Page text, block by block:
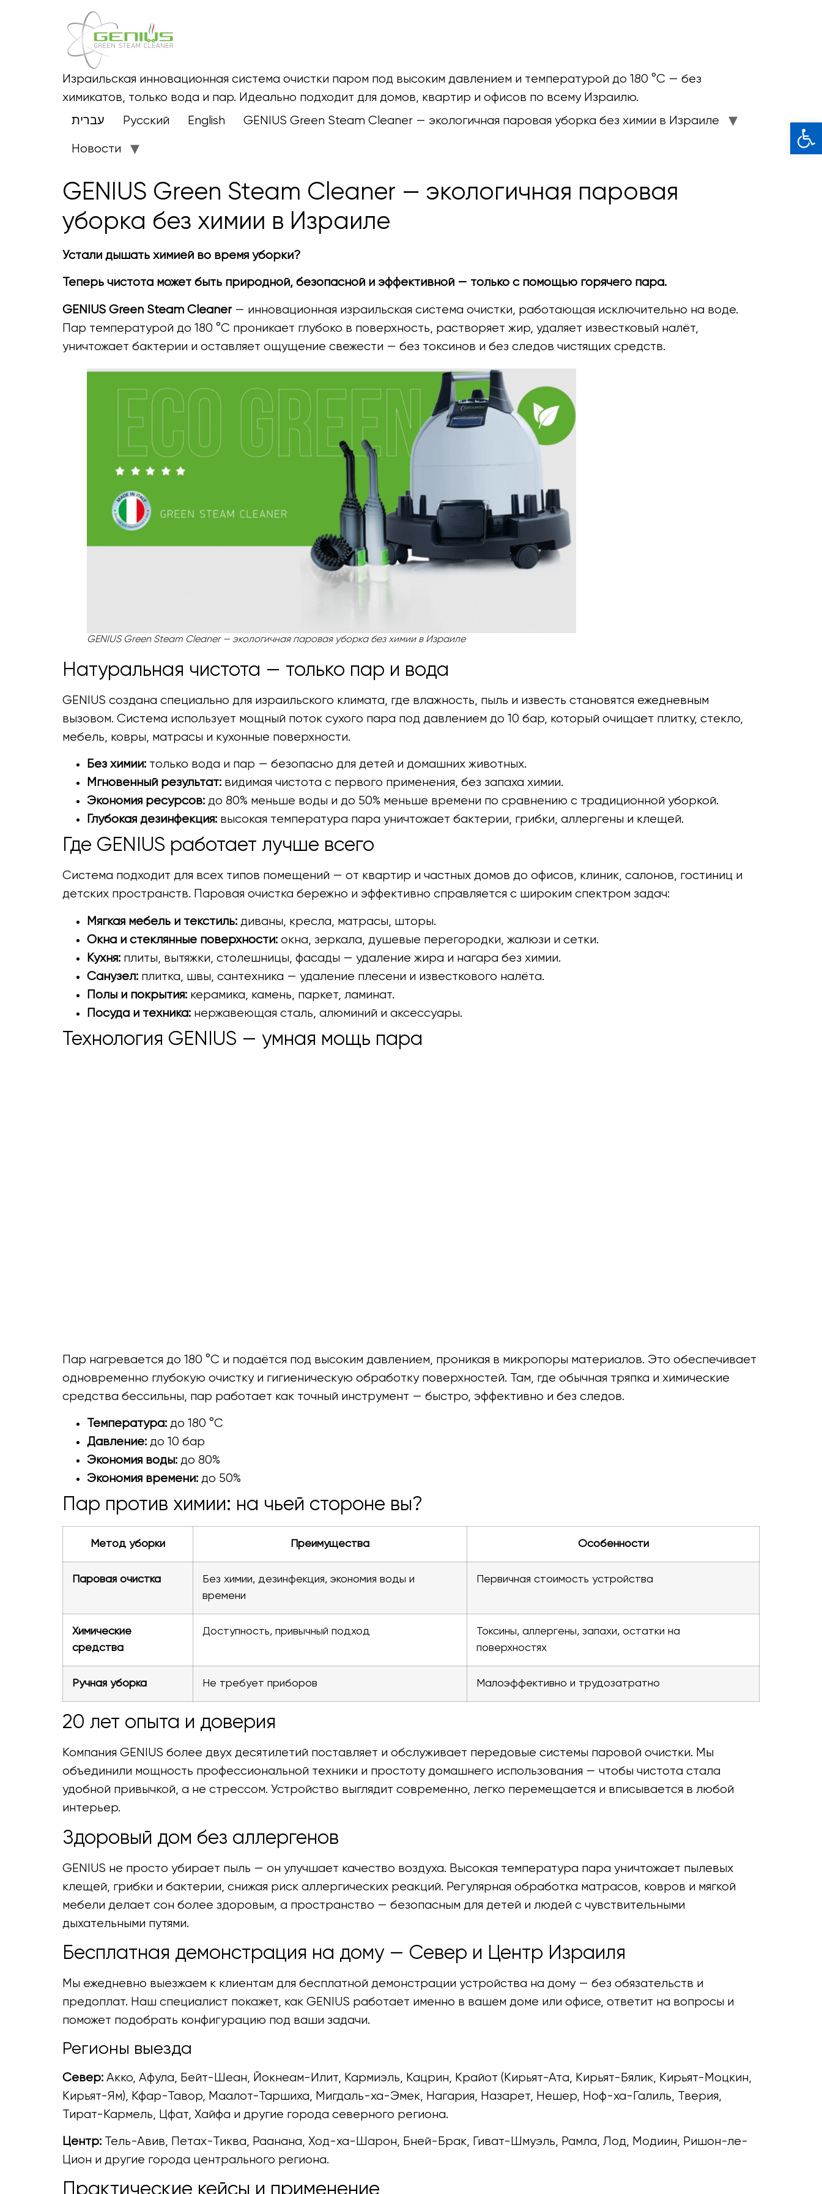
Израильская инновационная система очистки паром под высоким давлением и температурой до 180 °C — без
химикатов, только вода и пар. Идеально подходит для домов, квартир и офисов по всему Израилю.
עברית
Русский English GENIUS Green Steam Cleaner — экологичная паровая уборка без химии в Израиле
Новости
GENIUS Green Steam Cleaner — экологичная паровая
уборка без химии в Израиле
Устали дышать химией во время уборки?
Теперь чистота может быть природной, безопасной и эффективной — только с помощью горячего пара.
GENIUS Green Steam Cleaner — инновационная израильская система очистки, работающая исключительно на воде.
Пар температурой до 180 °C проникает глубоко в поверхность, растворяет жир, удаляет известковый налёт,
уничтожает бактерии и оставляет ощущение свежести — без токсинов и без следов чистящих средств.
GENIUS Green Steam Cleaner — экологичная паровая уборка без химии в Израиле
Натуральная чистота — только пар и вода
GENIUS создана специально для израильского климата, где влажность, пыль и известь становятся ежедневным
вызовом. Система использует мощный поток сухого пара под давлением до 10 бар, который очищает плитку, стекло,
мебель, ковры, матрасы и кухонные поверхности.
Без химии: только вода и пар — безопасно для детей и домашних животных.
Мгновенный результат: видимая чистота с первого применения, без запаха химии.
Экономия ресурсов: до 80% меньше воды и до 50% меньше времени по сравнению с традиционной уборкой.
Глубокая дезинфекция: высокая температура пара уничтожает бактерии, грибки, аллергены и клещей.
Где GENIUS работает лучше всего
Система подходит для всех типов помещений — от квартир и частных домов до офисов, клиник, салонов, гостиниц и
детских пространств. Паровая очистка бережно и эффективно справляется с широким спектром задач:
Мягкая мебель и текстиль: диваны, кресла, матрасы, шторы.
Окна и стеклянные поверхности: окна, зеркала, душевые перегородки, жалюзи и сетки.
Кухня: плиты, вытяжки, столешницы, фасады — удаление жира и нагара без химии.
Санузел: плитка, швы, сантехника — удаление плесени и известкового налёта.
Полы и покрытия: керамика, камень, паркет, ламинат.
Посуда и техника: нержавеющая сталь, алюминий и аксессуары.
Технология GENIUS — умная мощь пара
Пар нагревается до 180 °C и подаётся под высоким давлением, проникая в микропоры материалов. Это обеспечивает
одновременно глубокую очистку и гигиеническую обработку поверхностей. Там, где обычная тряпка и химические
средства бессильны, пар работает как точный инструмент — быстро, эффективно и без следов.
Температура: до 180 °C
Давление: до 10 бар
Экономия воды: до 80%
Экономия времени: до 50%
Пар против химии: на чьей стороне вы?
Метод уборки Преимущества Особенности
Паровая очистка
Без химии, дезинфекция, экономия воды и
времени
Первичная стоимость устройства
Химические
средства
Доступность, привычный подход
Токсины, аллергены, запахи, остатки на
поверхностях
Ручная уборка Не требует приборов Малоэффективно и трудозатратно
20 лет опыта и доверия
Компания GENIUS более двух десятилетий поставляет и обслуживает передовые системы паровой очистки. Мы
объединили мощность профессиональной техники и простоту домашнего использования — чтобы чистота стала
удобной привычкой, а не стрессом. Устройство выглядит современно, легко перемещается и вписывается в любой
интерьер.
Здоровый дом без аллергенов
GENIUS не просто убирает пыль — он улучшает качество воздуха. Высокая температура пара уничтожает пылевых
клещей, грибки и бактерии, снижая риск аллергических реакций. Регулярная обработка матрасов, ковров и мягкой
мебели делает сон более здоровым, а пространство — безопасным для детей и людей с чувствительными
дыхательными путями.
Бесплатная демонстрация на дому — Север и Центр Израиля
Мы ежедневно выезжаем к клиентам для бесплатной демонстрации устройства на дому — без обязательств и
предоплат. Наш специалист покажет, как GENIUS работает именно в вашем доме или офисе, ответит на вопросы и
поможет подобрать конфигурацию под ваши задачи.
Регионы выезда
Север: Акко, Афула, Бейт-Шеан, Йокнеам-Илит, Кармиэль, Кацрин, Крайот (Кирьят-Ата, Кирьят-Бялик, Кирьят-Моцкин,
Кирьят-Ям), Кфар-Тавор, Маалот-Таршиха, Мигдаль-ха-Эмек, Нагария, Назарет, Нешер, Ноф-ха-Галиль, Тверия,
Тират-Кармель, Цфат, Хайфа и другие города северного региона.
Центр: Тель-Авив, Петах-Тиква, Раанана, Ход-ха-Шарон, Бней-Брак, Гиват-Шмуэль, Рамла, Лод, Модиин, Ришон-ле-
Цион и другие города центрального региона.
Практические кейсы и применение